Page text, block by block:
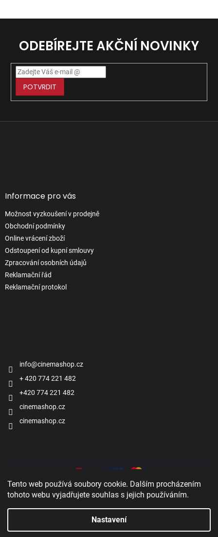
Tento web používá soubory cookie. Dalším procházením
tohoto webu vyjadřujete souhlas s jejich používáním.
Nastavení
ODEBÍREJTE AKČNÍ NOVINKY
POTVRDIT
Informace pro vás
Možnost vyzkoušení v prodejně
Obchodní podmínky
Online vrácení zboží
Odstoupení od kupní smlouvy
Zpracování osobních údajů
Reklamační řád
Reklamační protokol
info@cinemashop.cz
+ 420 774 221 482
+420 774 221 482
cinemashop.cz
cinemashop.cz
Vytvořil Shoptet